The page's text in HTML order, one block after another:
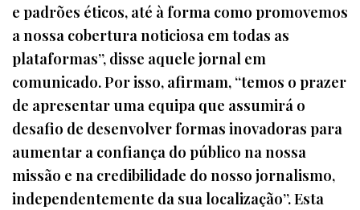
e padrões éticos, até à forma como promovemos
a nossa cobertura noticiosa em todas as
plataformas”, disse aquele jornal em
comunicado. Por isso, afirmam, “temos o prazer
de apresentar uma equipa que assumirá o
desafio de desenvolver formas inovadoras para
aumentar a confiança do público na nossa
missão e na credibilidade do nosso jornalismo,
independentemente da sua localização”. Esta